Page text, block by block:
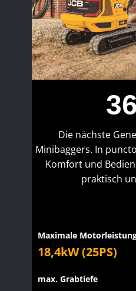
Die nächste
Minibaggers. In
Komfort und
praktisch
Maximale
18,4kW (25PS)
max. Grabtiefe